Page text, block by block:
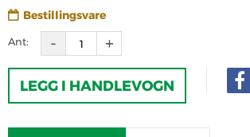
Bestillingsvare
Ant:
LEGG I HANDLEVOGN